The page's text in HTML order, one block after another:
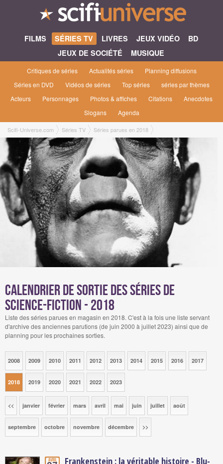
FILMS SÉRIES TV LIVRES JEUX VIDÉO
BD
JEUX DE SOCIÉTÉ
MUSIQUE
Critiques de séries Actualités séries
Planning diffusions
Séries en DVD
Vidéos de séries Top séries
séries par thèmes
Acteurs
Personnages Photos & affiches Citations
Anecdotes
Slogans
Agenda
Scifi-Universe.com Séries TV Séries parues en 2018
Calendrier de sortie des séries de
science-fiction - 2018
Liste des séries parues en magasin en 2018. C'est à la fois une liste servant
d'archive des anciennes parutions (de juin 2000 à juillet 2023) ainsi que de
planning pour les prochaines sorties.
2008 2009 2010 2011 2012 2013 2014 2015 2016 2017
2018 2019 2020 2021 2022 2023
<< janvier février mars avril mai juin juillet août
septembre octobre novembre décembre >>
Avril Frankenstein : la véritable histoire - Blu-